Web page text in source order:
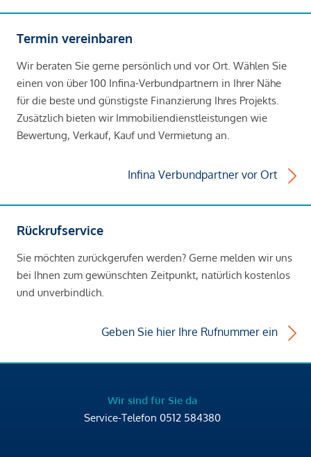
Termin vereinbaren
Wir beraten Sie gerne persönlich und vor Ort. Wählen Sie
einen von über 100 Infina-Verbundpartnern in Ihrer Nähe
für die beste und günstigste Finanzierung Ihres Projekts.
Zusätzlich bieten wir Immobiliendienstleistungen wie
Bewertung, Verkauf, Kauf und Vermietung an.
Infina Verbundpartner vor Ort
Rückrufservice
Sie möchten zurückgerufen werden? Gerne melden wir uns
bei Ihnen zum gewünschten Zeitpunkt, natürlich kostenlos
und unverbindlich.
Geben Sie hier Ihre Rufnummer ein
Wir sind für Sie da
Service-Telefon 0512 584380